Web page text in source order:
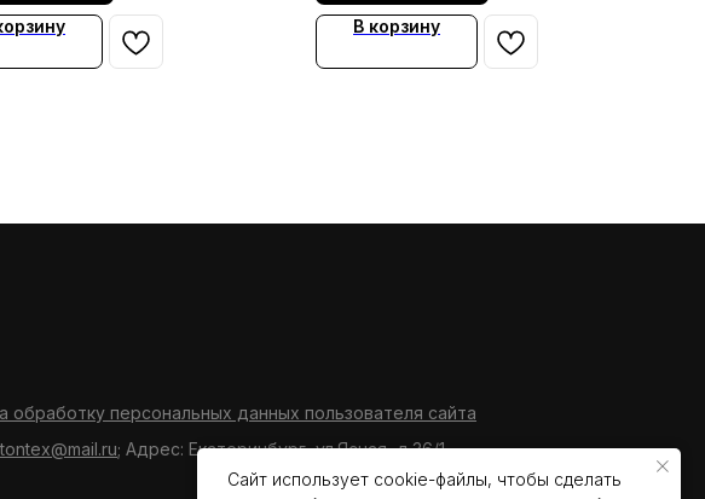
В корзину
обработку персональных данных пользователя сайта
; Адрес: Екатеринбург, ул.Ясная, д.36/1
Сайт использует cookie-файлы, чтобы сделать